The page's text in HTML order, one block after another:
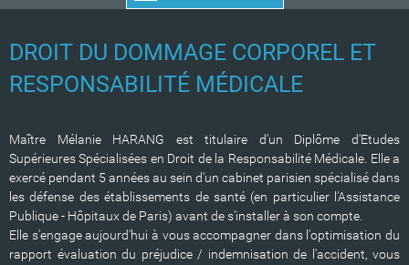
DROIT DU DOMMAGE CORPOREL ET
RESPONSABILITÉ MÉDICALE
Maître Mélanie HARANG est titulaire d'un Diplôme d'Etudes
Supérieures Spécialisées en Droit de la Responsabilité Médicale. Elle a
exercé pendant 5 années au sein d'un cabinet parisien spécialisé dans
les défense des établissements de santé (en particulier l'Assistance
Publique - Hôpitaux de Paris) avant de s'installer à son compte.
Elle s'engage aujourd'hui à vous accompagner dans l'optimisation du
rapport évaluation du préjudice / indemnisation de l'accident, vous